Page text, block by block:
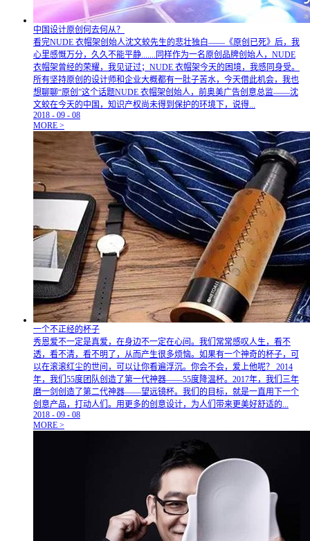
中国设计原创何去何从？
看完NUDE 衣帽架创始人沈文蛟先生的悲壮独白——《原创已死》后，我
心里感慨万分，久久不能平静.......同样作为一名原创品牌创始人，NUDE
衣帽架曾经的荣耀，我见证过；NUDE 衣帽架今天的困境，我感同身受。
所有坚持原创的设计师和企业大概都有一肚子苦水，今天借此机会，我也
想聊聊“原创”这个话题NUDE 衣帽架创始人，前奥美广告创意总监——沈
文蛟在今天的中国，知识产权尚未得到保护的环境下，说得...
2018 - 09 - 08
MORE >
一个不正经的杯子
秀恩爱不一定是真爱，在身边不一定在心间。我们常常感叹人生，看不
透，看不清，看不明了，从而产生很多烦恼。如果有一个神奇的杯子，可
以在滚滚红尘的世间，可以让你看遍浮沉。你会不会，爱上他呢？ 2014
年，我们55度团队创造了第一代神器——55度降温杯。2017年，我们三年
磨一剑创造了第二代神器——望远镜杯。我们的目标，就是一直用下一个
创意产品，打动人们。用更多的创意设计，为人们带来更美好舒适的...
2018 - 09 - 08
MORE >